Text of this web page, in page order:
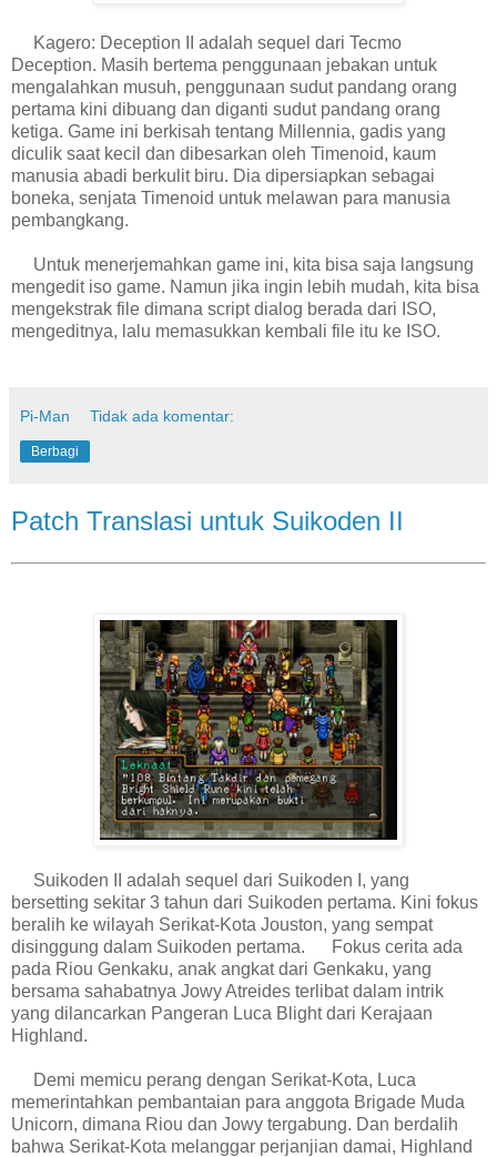
Kagero: Deception II adalah sequel dari Tecmo
Deception. Masih bertema penggunaan jebakan untuk
mengalahkan musuh, penggunaan sudut pandang orang
pertama kini dibuang dan diganti sudut pandang orang
ketiga. Game ini berkisah tentang Millennia, gadis yang
diculik saat kecil dan dibesarkan oleh Timenoid, kaum
manusia abadi berkulit biru. Dia dipersiapkan sebagai
boneka, senjata Timenoid untuk melawan para manusia
pembangkang.
Untuk menerjemahkan game ini, kita bisa saja langsung
mengedit iso game. Namun jika ingin lebih mudah, kita bisa
mengekstrak file dimana script dialog berada dari ISO,
mengeditnya, lalu memasukkan kembali file itu ke ISO.
Pi-Man Tidak ada komentar:
Berbagi
Patch Translasi untuk Suikoden II
Suikoden II adalah sequel dari Suikoden I, yang
bersetting sekitar 3 tahun dari Suikoden pertama. Kini fokus
beralih ke wilayah Serikat-Kota Jouston, yang sempat
disinggung dalam Suikoden pertama. Fokus cerita ada
pada Riou Genkaku, anak angkat dari Genkaku, yang
bersama sahabatnya Jowy Atreides terlibat dalam intrik
yang dilancarkan Pangeran Luca Blight dari Kerajaan
Highland.
Demi memicu perang dengan Serikat-Kota, Luca
memerintahkan pembantaian para anggota Brigade Muda
Unicorn, dimana Riou dan Jowy tergabung. Dan berdalih
bahwa Serikat-Kota melanggar perjanjian damai, Highland